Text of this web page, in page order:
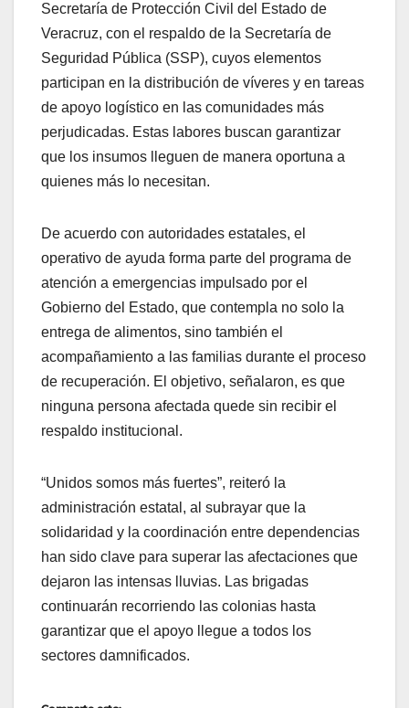
Secretaría de Protección Civil del Estado de
Veracruz, con el respaldo de la Secretaría de
Seguridad Pública (SSP), cuyos elementos
participan en la distribución de víveres y en tareas
de apoyo logístico en las comunidades más
perjudicadas. Estas labores buscan garantizar
que los insumos lleguen de manera oportuna a
quienes más lo necesitan.
De acuerdo con autoridades estatales, el
operativo de ayuda forma parte del programa de
atención a emergencias impulsado por el
Gobierno del Estado, que contempla no solo la
entrega de alimentos, sino también el
acompañamiento a las familias durante el proceso
de recuperación. El objetivo, señalaron, es que
ninguna persona afectada quede sin recibir el
respaldo institucional.
“Unidos somos más fuertes”, reiteró la
administración estatal, al subrayar que la
solidaridad y la coordinación entre dependencias
han sido clave para superar las afectaciones que
dejaron las intensas lluvias. Las brigadas
continuarán recorriendo las colonias hasta
garantizar que el apoyo llegue a todos los
sectores damnificados.